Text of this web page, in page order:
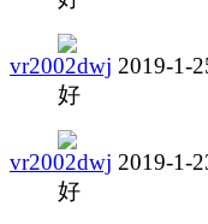
vr2002dwj 2019-1-
好
vr2002dwj 2019-1-
好